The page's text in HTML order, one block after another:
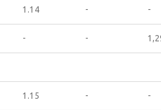
1.14 - -
- -
1.15 - -